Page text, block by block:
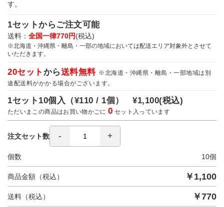
す。
1セットからご注文可能
送料： 全国一律770円(税込)
※北海道・沖縄県・離島・一部の地域においては配送エリア対象外とさせて
いただきます。
20セット から送料無料 ※北海道・沖縄県・離島・一部地域は別
途配送料がかかる場合がございます。
1セット10個入（¥110 / 1個）¥1,100(税込)
ただいまこの商品はお買い物かごに0 セット入っています
注文セット数
個数 10個
商品金額（税込） ￥ 1,100
送料（税込） ￥770